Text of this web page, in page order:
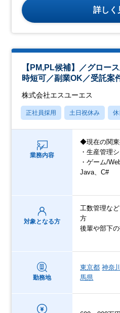
詳しく
【PM,PL候補】／グロー
時短可／副業OK／受託案
株式会社エスユーエス
正社員採用 土日祝休み
業務内容
◆現在の関東
・生産管理
・ゲーム/
Java、C#
対象となる方
工数管理な
方
後輩や部下
勤務地
東京都 神奈
馬県